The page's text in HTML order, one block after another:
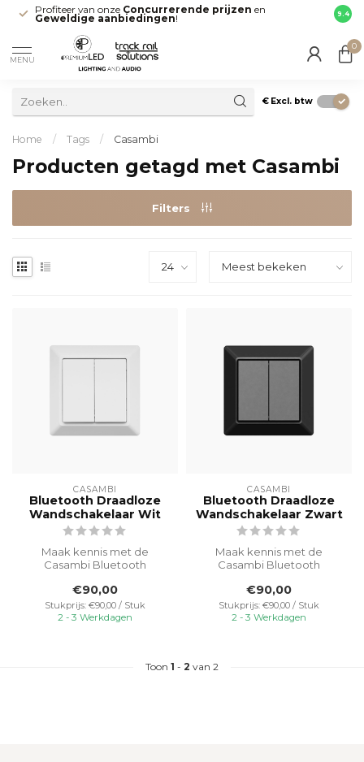
Profiteer van onze Concurrerende prijzen en
Geweldige aanbiedingen! direct
9.4
MENU
0
€ Excl. btw
Home / Tags / Casambi
Producten getagd met Casambi
Filters
CASAMBI
Bluetooth Draadloze
Wandschakelaar Wit
Maak kennis met de
Casambi Bluetooth
Wandschakelaar - de
perfecte aanv...
€90,00
Stukprijs: €90,00 / Stuk
2 - 3 Werkdagen
CASAMBI
Bluetooth Draadloze
Wandschakelaar Zwart
Maak kennis met de
Casambi Bluetooth
Wandschakelaar - de
perfecte aanv...
€90,00
Stukprijs: €90,00 / Stuk
2 - 3 Werkdagen
Toon 1 - 2 van 2